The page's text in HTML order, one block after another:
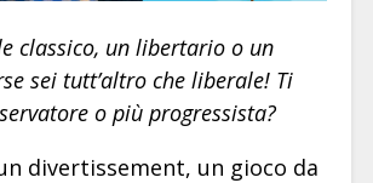
classico, un libertario o un
sei tutt’altro che liberale! Ti
o più progressista?
divertissement, un gioco da